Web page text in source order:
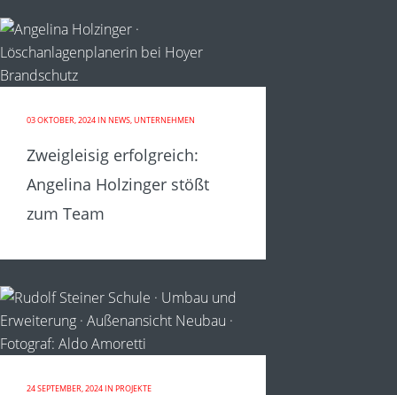
03 OKTOBER, 2024IN NEWS,UNTERNEHMEN
Zweigleisig erfolgreich:
Angelina Holzinger stößt
zum Team
24 SEPTEMBER, 2024IN PROJEKTE